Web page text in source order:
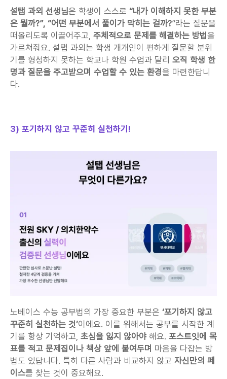
설탭 과외 선생님은 학생이 스스로 “내가 이해하지 못한 부분
은 뭘까?”, “어떤 부분에서 풀이가 막히는 걸까?”라는 질문을
떠올리도록 이끌어주고, 주체적으로 문제를 해결하는 방법을
가르쳐줘요. 설탭 과외는 학생 개개인이 편하게 질문할 분위
기를 형성하지 못하는 학교나 학원 수업과 달리 오직 학생 한
명과 질문을 주고받으며 수업할 수 있는 환경을 마련한답니
다.
3) 포기하지 않고 꾸준히 실천하기!
노베이스 수능 공부법의 가장 중요한 부분은 ‘포기하지 않고
꾸준히 실천하는 것’이에요. 이를 위해서는 공부를 시작한 계
기를 항상 기억하고, 초심을 잃지 않아야 해요. 포스트잇에 목
표를 적고 문제집이나 책상 앞에 붙여두며 마음을 다잡는 방
법도 있답니다. 특히 다른 사람과 비교하지 않고 자신만의 페
이스를 찾는 것이 중요해요.